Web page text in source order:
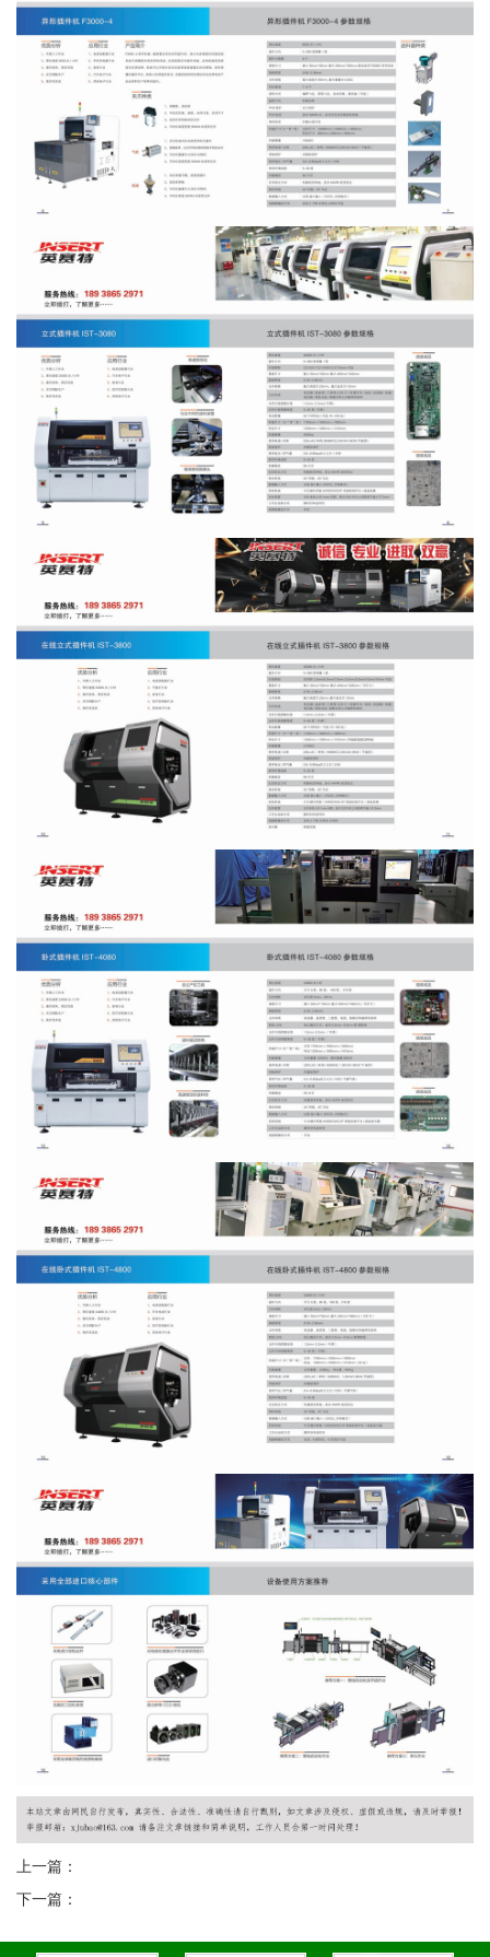
上一篇：
下一篇：